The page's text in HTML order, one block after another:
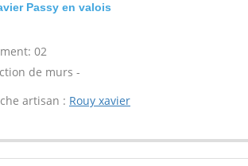
Passy en valois
02
de murs -
artisan : Rouy xavier